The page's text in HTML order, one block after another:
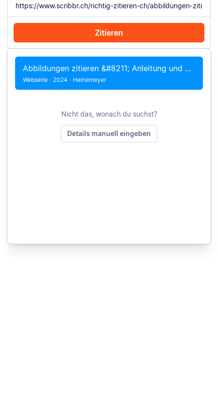
Zitieren
Mit Chrome zitieren Manuell zitieren
Abbildungen zitieren &#8211; Anleitung und Beispiele
Webseite · 2024 · Heinemeyer
Nicht das, wonach du suchst?
Details manuell eingeben